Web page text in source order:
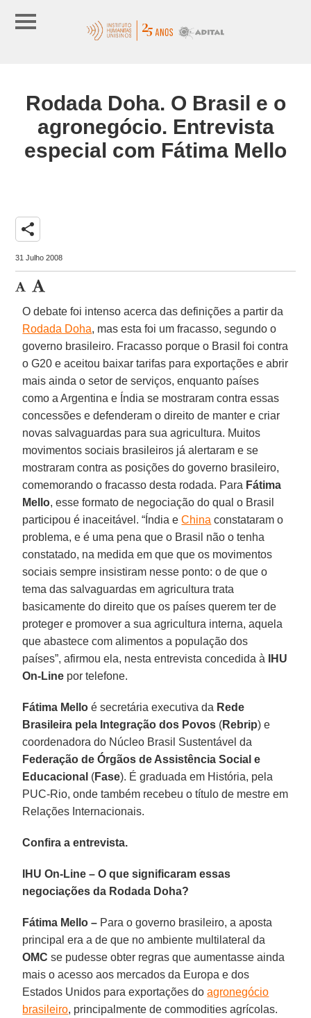
Rodada Doha. O Brasil e o
agronegócio. Entrevista
especial com Fátima Mello
share
31 Julho 2008
O debate foi intenso acerca das definições a partir da
Rodada Doha, mas esta foi um fracasso, segundo o
governo brasileiro. Fracasso porque o Brasil foi contra
o G20 e aceitou baixar tarifas para exportações e abrir
mais ainda o setor de serviços, enquanto países
como a Argentina e Índia se mostraram contra essas
concessões e defenderam o direito de manter e criar
novas salvaguardas para sua agricultura. Muitos
movimentos sociais brasileiros já alertaram e se
mostraram contra as posições do governo brasileiro,
comemorando o fracasso desta rodada. Para Fátima
Mello, esse formato de negociação do qual o Brasil
participou é inaceitável. “Índia eChina constataram o
problema, e é uma pena que o Brasil não o tenha
constatado, na medida em que que os movimentos
sociais sempre insistiram nesse ponto: o de que o
tema das salvaguardas em agricultura trata
basicamente do direito que os países querem ter de
proteger e promover a sua agricultura interna, aquela
que abastece com alimentos a população dos
países”, afirmou ela, nesta entrevista concedida à
IHU
On-Line por telefone.
Fátima Mello é secretária executiva da Rede
Brasileira pela Integração dos Povos (Rebrip) e
coordenadora do Núcleo Brasil Sustentável da
Federação de Órgãos de Assistência Social e
Educacional (Fase). É graduada em História, pela
PUC-Rio, onde também recebeu o título de mestre em
Relações Internacionais.
Confira a entrevista.
IHU On-Line – O que significaram essas
negociações da Rodada Doha?
Fátima Mello – Para o governo brasileiro, a aposta
principal era a de que no ambiente multilateral da
OMC se pudesse obter regras que aumentasse ainda
mais o acesso aos mercados da Europa e dos
Estados Unidos para exportações doagronegócio
brasileiro, principalmente de commodities agrícolas.